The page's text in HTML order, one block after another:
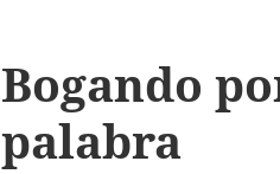
Bogando
palabra